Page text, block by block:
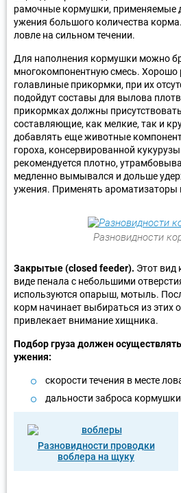
рамочные кормушки, применяемые
ужения большого количества
ловле на сильном течении.
Для наполнения кормушки можно
многокомпонентную смесь. Хорошо
голавлиные прикормки, при их
подойдут составы для вылова
прикормках должны
составляющие, как мелкие, так и
добавлять еще животные
гороха, консервированной
рекомендуется плотно,
медленно вымывался и дольше
ужения. Применять ароматизаторы
Разновидности
Закрытые (closed feeder). Этот вид
виде пенала с небольшими
используются опарыш, мотыль.
корм начинает выбираться из этих
привлекает внимание хищника.
Подбор груза должен
ужения:
скорости течения в месте
дальности заброса
Разновидности проводки
воблера на щуку